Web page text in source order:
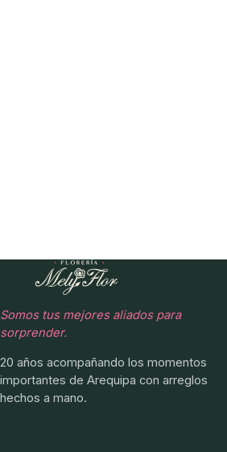
Somos tus mejores aliados para
sorprender.
20 años acompañando los momentos
importantes de Arequipa con arreglos
hechos a mano.